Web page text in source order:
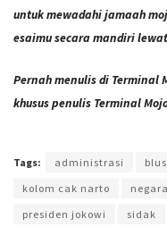
untuk mewadahi jamaah
esaimu secara mandiri
Pernah menulis di Terminal
khusus penulis Terminal
Tags: administrasi
kolom cak narto
negara
presiden jokowi
sidak